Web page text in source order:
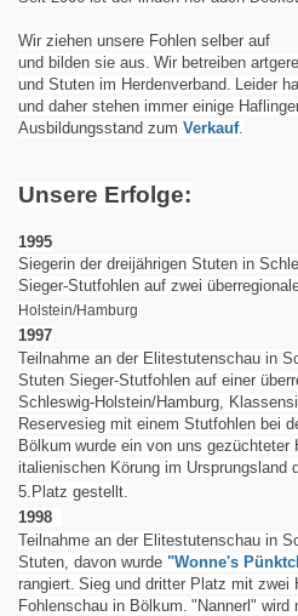
Wir ziehen unsere Fohlen selber auf
und bilden sie aus. Wir betreiben
und Stuten im Herdenverband. Leider
und daher stehen immer einige
Ausbildungsstand zum Verkauf.
Unsere Erfolge:
1995
Siegerin der dreijährigen Stuten in
Sieger-Stutfohlen auf zwei
Holstein/Hamburg
1997
Teilnahme an der Elitestutenschau in
Stuten Sieger-Stutfohlen auf einer
Schleswig-Holstein/Hamburg,
Reservesieg mit einem Stutfohlen bei
Bölkum wurde ein von uns gezüchteter
italienischen Körung im Ursprungsland
5.Platz gestellt.
1998
Teilnahme an der Elitestutenschau in
Stuten, davon wurde "Wonne's
rangiert. Sieg und dritter Platz mit zwei
Fohlenschau in Bölkum. "Nannerl" wird